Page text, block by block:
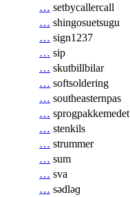
… setbycallercall
… shingosuetsugu
… sign1237
… sip
… skutbillbilar
… softsoldering
… southeasternpas
… sprogpakkemedet
… stenkils
… strummer
… sum
… sva
… sədləɡ